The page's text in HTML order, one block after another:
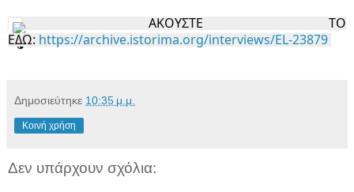
ΑΚΟΥΣΤΕ ΤΟ
ΕΔΩ: https://archive.istorima.org/interviews/EL-23879
Δημοσιεύτηκε 10:35 μ.μ.
Κοινή χρήση
Δεν υπάρχουν σχόλια: